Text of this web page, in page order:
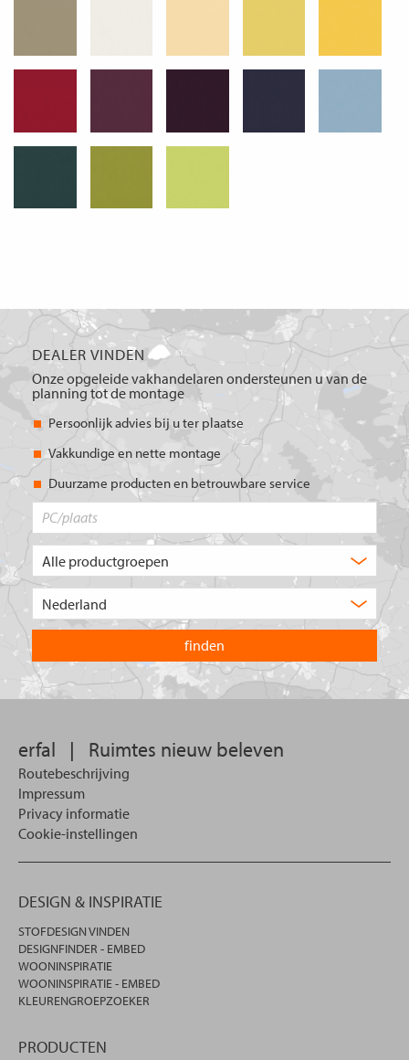
DEALER VINDEN
Onze opgeleide vakhandelaren ondersteunen u van de
planning tot de montage
Persoonlijk advies bij u ter plaatse
Vakkundige en nette montage
Duurzame producten en betrouwbare service
product
u?
land
waarin
u
wilt
zoeken.
erfal | Ruimtes nieuw beleven
Routebeschrijving
Impressum
Privacy informatie
Cookie-instellingen
DESIGN & INSPIRATIE
STOFDESIGN VINDEN
DESIGNFINDER - EMBED
WOONINSPIRATIE
WOONINSPIRATIE - EMBED
KLEURENGROEPZOEKER
PRODUCTEN